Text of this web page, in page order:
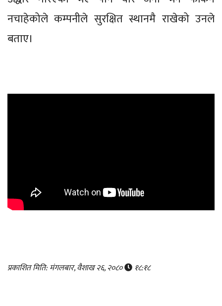
नचाहेकोले कम्पनीले सुरक्षित स्थानमै राखेको उनले
बताए।
प्रकाशित मिति: मंगलबार, वैशाख २६, २०८० १८:१८